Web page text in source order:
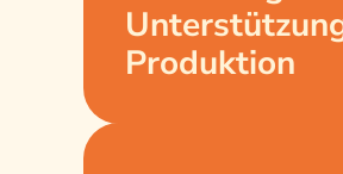
Produktion